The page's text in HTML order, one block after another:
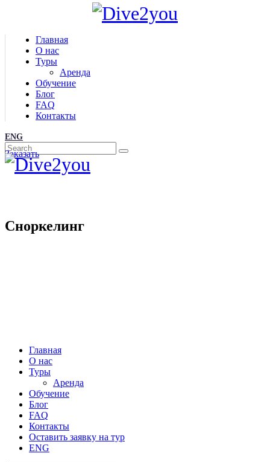
Главная
О нас
Туры
Аренда
Обучение
Блог
FAQ
Контакты
ENG
Заказать
Сноркелинг
Главная
О нас
Туры
Аренда
Обучение
Блог
FAQ
Контакты
Оставить заявку на тур
ENG